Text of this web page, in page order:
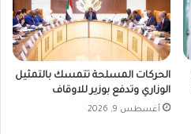
الحركات المسلحة تتمسك بالتمثيل
الوزاري وتدفع بوزير للاوقاف
أغسطس 9, 2026